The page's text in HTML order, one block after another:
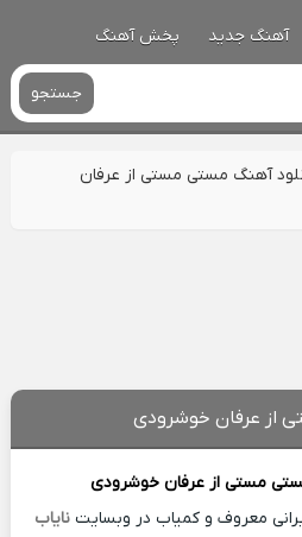
آهنگ جدید پخش آهنگ
جستجو
آهنگ مستی مستی از عرفان
از عرفان خوشرودی
مستی ازعرفان خوشرودی
معروف و کمیاب در وبسایت نایاب